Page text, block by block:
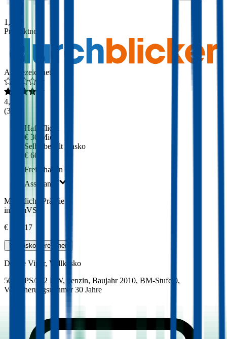
1,8
Produktnote
Ausgezeichnet
4,3
(308
Haftpflicht
€ 30 Mio.
Selbstbehalt Kasko
€ 600
Freischaden
Assistance
Monatliche Prämie
inkl. mVSt.
€ 379,17
Teilkasko berechnen
Dodge Viper, Vollkasko
505.5 PS/372 KW, benzin, Baujahr 2010, BM-Stufe 0,
Versicherungsnehmer 30 Jahre